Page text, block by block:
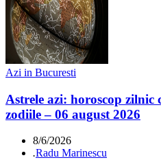
Azi in Bucuresti
Astrele azi: horoscop zilnic
zodiile – 06 august 2026
8/6/2026
.Radu Marinescu